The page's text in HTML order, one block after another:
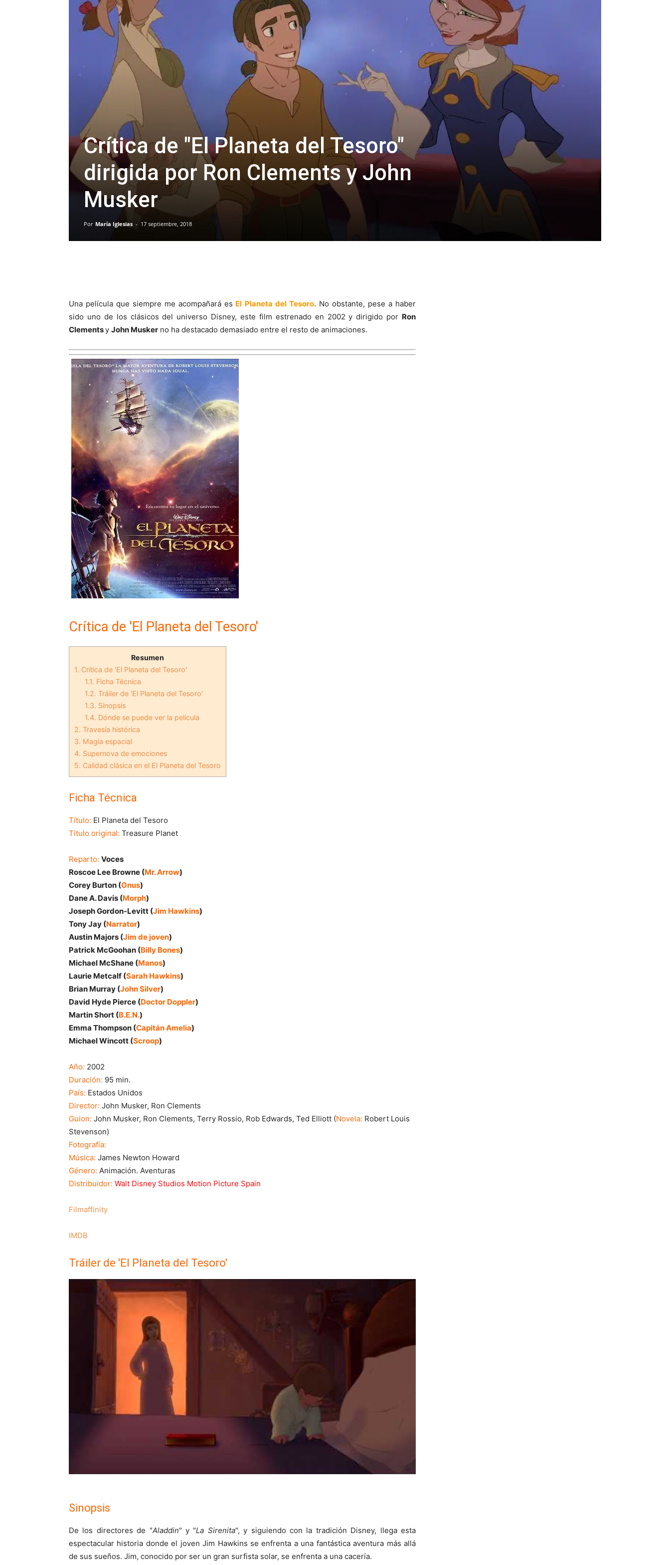
Crítica de "El Planeta del Tesoro"
dirigida por Ron Clements y John
Musker
Por María Iglesias - 17 septiembre, 2018
Una película que siempre me acompañará es El Planeta del Tesoro. No obstante, pese a haber
sido uno de los clásicos del universo Disney, este film estrenado en 2002 y dirigido por Ron
Clementsy John Musker no ha destacado demasiado entre el resto de animaciones.
Crítica de 'El Planeta del Tesoro'
Resumen
1. Crítica de 'El Planeta del Tesoro'
1.1. Ficha Técnica
1.2. Tráiler de 'El Planeta del Tesoro'
1.3. Sinopsis
1.4. Dónde se puede ver la película
2. Travesía histórica
3. Magia espacial
4. Supernova de emociones
5. Calidad clásica en el El Planeta del Tesoro
Ficha Técnica
Título: El Planeta del Tesoro
Título original: Treasure Planet
Reparto: Voces
Roscoe Lee Browne (Mr. Arrow)
Corey Burton (Onus)
Dane A. Davis (Morph)
Joseph Gordon-Levitt (Jim Hawkins)
Tony Jay (Narrator)
Austin Majors (Jim de joven)
Patrick McGoohan (Billy Bones)
Michael McShane (Manos)
Laurie Metcalf (Sarah Hawkins)
Brian Murray (John Silver)
David Hyde Pierce (Doctor Doppler)
Martin Short (B.E.N.)
Emma Thompson (Capitán Amelia)
Michael Wincott (Scroop)
Año: 2002
Duración: 95 min.
País: Estados Unidos
Director: John Musker, Ron Clements
Guion: John Musker, Ron Clements, Terry Rossio, Rob Edwards, Ted Elliott (Novela: Robert Louis
Stevenson)
Fotografía:
Música: James Newton Howard
Género: Animación. Aventuras
Distribuidor: Walt Disney Studios Motion Picture Spain
Filmaffinity
IMDB
Tráiler de 'El Planeta del Tesoro'
Sinopsis
De los directores de "Aladdin" y "La Sirenita", y siguiendo con la tradición Disney, llega esta
espectacular historia donde el joven Jim Hawkins se enfrenta a una fantástica aventura más allá
de sus sueños. Jim, conocido por ser un gran surfista solar, se enfrenta a una cacería.